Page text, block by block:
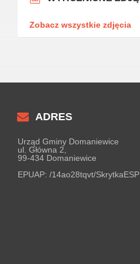
Zobacz wszystkie zdjęcia
ADRES
Urząd Gminy Domaniewice
ul. Główna 2,
99-434 Domaniewice
EPUAP: /14ao28tqvt/SkrytkaESP